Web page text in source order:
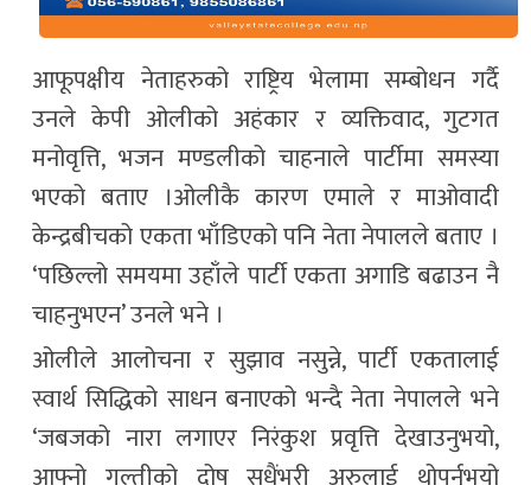
आफूपक्षीय नेताहरुको राष्ट्रिय भेलामा सम्बोधन गर्दै
उनले केपी ओलीको अहंकार र व्यक्तिवाद, गुटगत
मनोवृत्ति, भजन मण्डलीको चाहनाले पार्टीमा समस्या
भएको बताए ।ओलीकै कारण एमाले र माओवादी
केन्द्रबीचको एकता भाँडिएको पनि नेता नेपालले बताए ।
‘पछिल्लो समयमा उहाँले पार्टी एकता अगाडि बढाउन नै
चाहनुभएन’ उनले भने ।
ओलीले आलोचना र सुझाव नसुन्ने, पार्टी एकतालाई
स्वार्थ सिद्धिको साधन बनाएको भन्दै नेता नेपालले भने
‘जबजको नारा लगाएर निरंकुश प्रवृत्ति देखाउनुभयो,